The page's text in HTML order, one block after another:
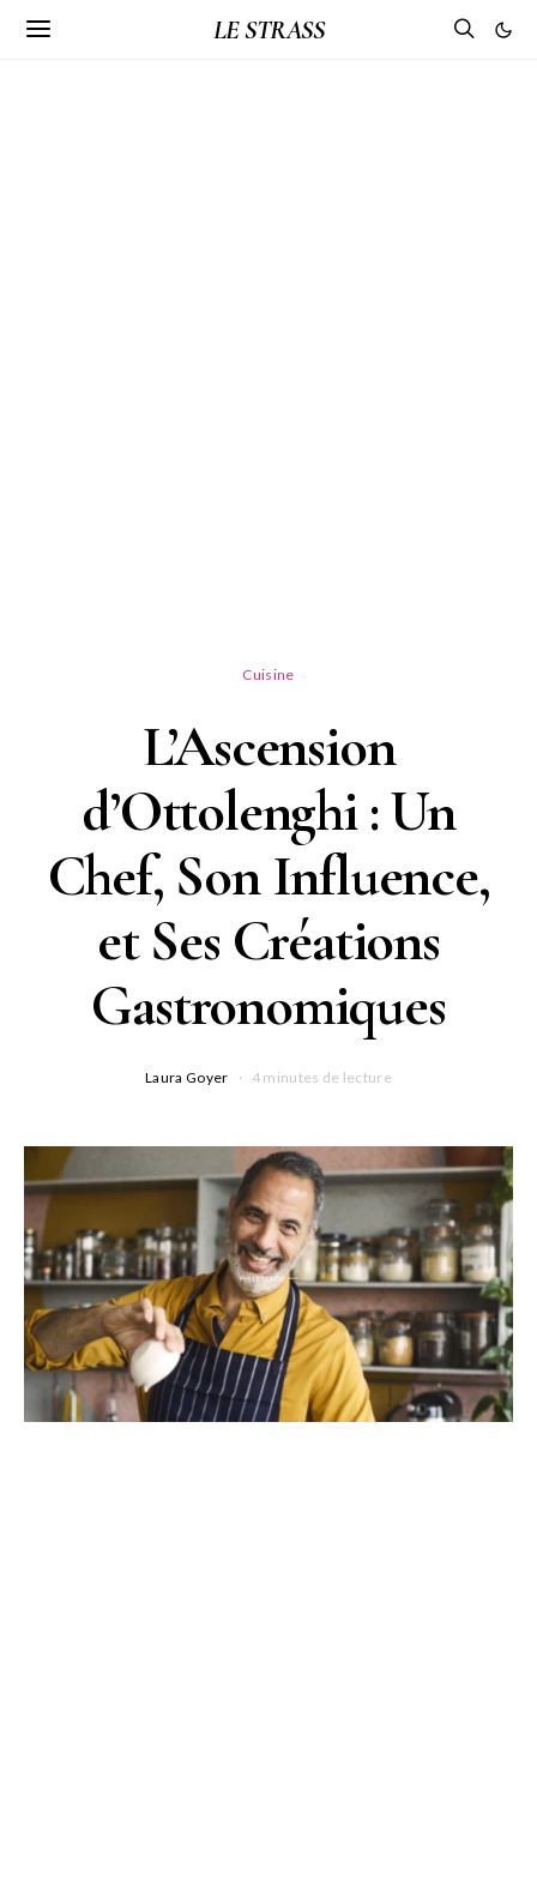
LE STRASS
Cuisine
L’Ascension
d’Ottolenghi : Un
Chef, Son Influence,
et Ses Créations
Gastronomiques
Laura Goyer 4 minutes de lecture